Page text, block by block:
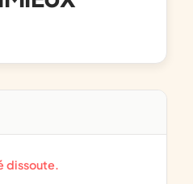
dissoute.